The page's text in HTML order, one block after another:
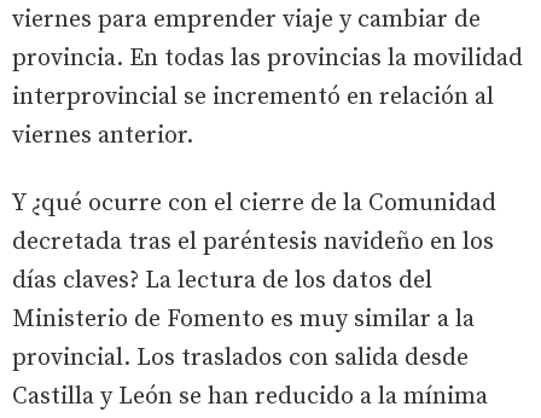
viernes para emprender viaje y cambiar de
provincia. En todas las provincias la movilidad
interprovincial se incrementó en relación al
viernes anterior.
Y ¿qué ocurre con el cierre de la Comunidad
decretada tras el paréntesis navideño en los
días claves? La lectura de los datos del
Ministerio de Fomento es muy similar a la
provincial. Los traslados con salida desde
Castilla y León se han reducido a la mínima